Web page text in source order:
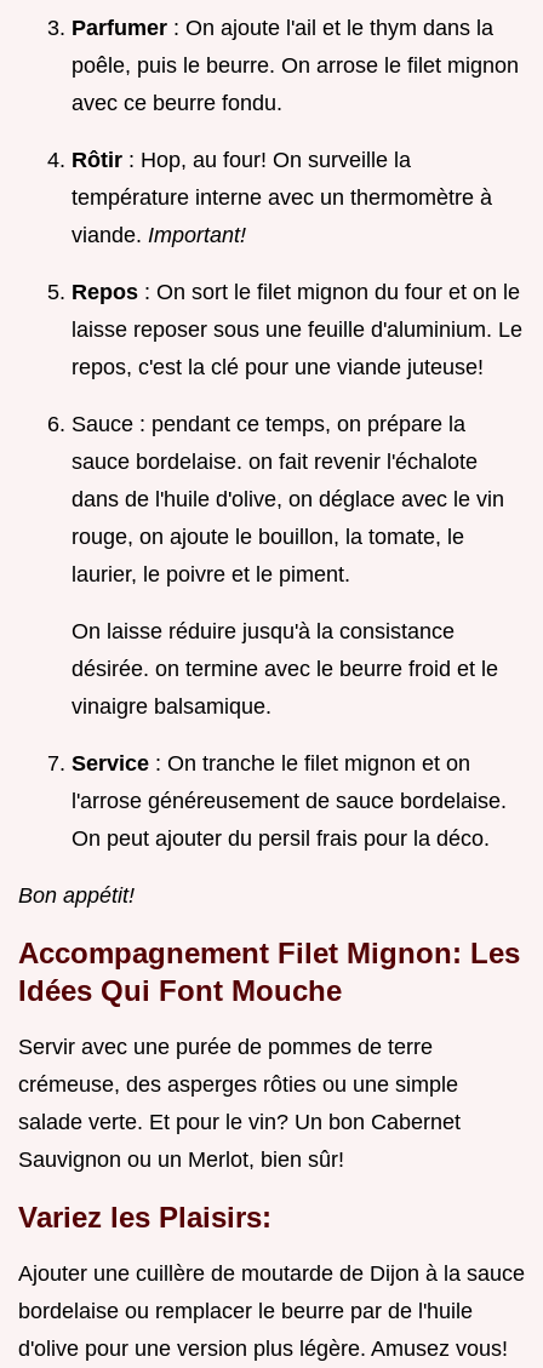
Parfumer : On ajoute l'ail et le thym dans la
poêle, puis le beurre. On arrose le filet mignon
avec ce beurre fondu.
Rôtir : Hop, au four! On surveille la
température interne avec un thermomètre à
viande. Important!
Repos : On sort le filet mignon du four et on le
laisse reposer sous une feuille d'aluminium. Le
repos, c'est la clé pour une viande juteuse!
Sauce : pendant ce temps, on prépare la
sauce bordelaise. on fait revenir l'échalote
dans de l'huile d'olive, on déglace avec le vin
rouge, on ajoute le bouillon, la tomate, le
laurier, le poivre et le piment.
On laisse réduire jusqu'à la consistance
désirée. on termine avec le beurre froid et le
vinaigre balsamique.
Service : On tranche le filet mignon et on
l'arrose généreusement de sauce bordelaise.
On peut ajouter du persil frais pour la déco.
Bon appétit!
Accompagnement Filet Mignon: Les
Idées Qui Font Mouche
Servir avec une purée de pommes de terre
crémeuse, des asperges rôties ou une simple
salade verte. Et pour le vin? Un bon Cabernet
Sauvignon ou un Merlot, bien sûr!
Variez les Plaisirs:
Ajouter une cuillère de moutarde de Dijon à la sauce
bordelaise ou remplacer le beurre par de l'huile
d'olive pour une version plus légère. Amusez vous!